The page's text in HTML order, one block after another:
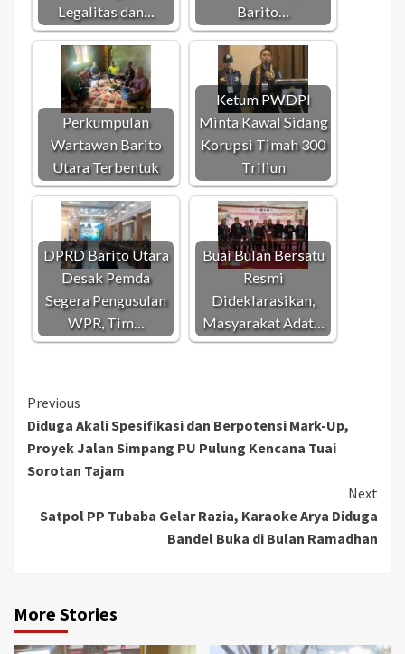
Legalitas dan…
Barito…
Perkumpulan
Wartawan Barito
Utara Terbentuk
Ketum PWDPI
Minta Kawal Sidang
Korupsi Timah 300
Triliun
DPRD Barito Utara
Desak Pemda
Segera Pengusulan
WPR, Tim…
Buai Bulan Bersatu
Resmi
Dideklarasikan,
Masyarakat Adat…
Continue
Reading
Previous
Diduga Akali Spesifikasi dan Berpotensi Mark-Up,
Proyek Jalan Simpang PU Pulung Kencana Tuai
Sorotan Tajam
Next
Satpol PP Tubaba Gelar Razia, Karaoke Arya Diduga
Bandel Buka di Bulan Ramadhan
More Stories